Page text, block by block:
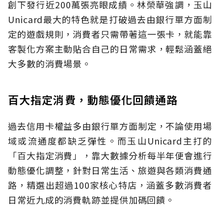
創下發行近200萬張亮眼成績。林榮華強調，玉山
Unicard最大的特色就是打破過去由銀行單方面制
定的遊戲規則，消費者只需帶著這一張卡，就能靠
客製化方案主動貼合自己的日常需求，輕鬆涵蓋絕
大多數的消費場景。
百大指定消費，動態優化回饋通路
過去信用卡權益多由銀行單方面制定，不論使用場
域或流通度都缺乏彈性。而玉山Unicard主打的
「百大指定消費」，靠大數據分析每半年便會進行
動態優化調整，針對日常生活、旅遊與各類消費通
路，精選出超過100家核心特店，涵蓋多數消費者
日常近九成的消費軌跡並提供加碼回饋。